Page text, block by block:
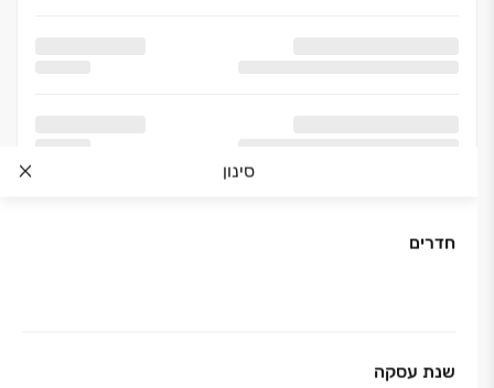
סינון
חדרים
שנת עסקה
אודות החברה